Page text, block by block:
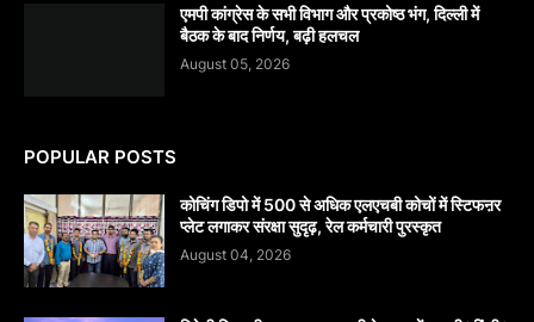
एमपी कांग्रेस के सभी विभाग और प्रकोष्ठ भंग, दिल्ली में
बैठक के बाद निर्णय, बढ़ी हलचल
August 05, 2026
POPULAR POSTS
कोचिंग डिपो में 500 से अधिक एलएचबी कोचों में स्टिफऩर
प्लेट लगाकर संरक्षा सुदृढ़, रेल कर्मचारी पुरस्कृत
August 04, 2026